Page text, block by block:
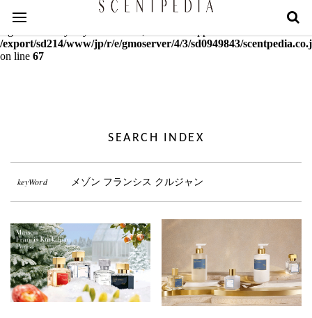
Warning
: mcrypt_decrypt(): Key of size 18 not supported by this
/export/sd214/www/jp/r/e/gmoserver/4/3/sd0949843/
on line 67
SEARCH INDEX
keyWord メゾン フランシス クルジャン